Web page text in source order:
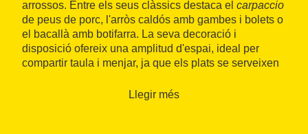
arrossos. Entre els seus clàssics destaca el carpaccio
de peus de porc, l'arròs caldós amb gambes i bolets o
el bacallà amb botifarra. La seva decoració i
disposició ofereix una amplitud d'espai, ideal per
compartir taula i menjar, ja que els plats se serveixen
dues plantes, modernes i de decoració
Llegir més